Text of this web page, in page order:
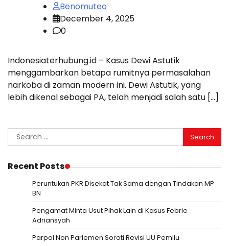
Benomuteo
December 4, 2025
0
Indonesiaterhubung.id – Kasus Dewi Astutik
menggambarkan betapa rumitnya permasalahan
narkoba di zaman modern ini. Dewi Astutik, yang
lebih dikenal sebagai PA, telah menjadi salah satu […]
Search
for:
Recent Posts
Peruntukan PKR Disekat Tak Sama dengan Tindakan MP
BN
Pengamat Minta Usut Pihak Lain di Kasus Febrie
Adriansyah
Parpol Non Parlemen Soroti Revisi UU Pemilu